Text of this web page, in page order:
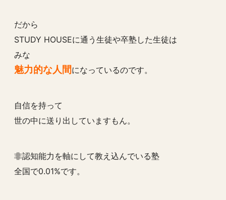
だから
STUDY HOUSEに通う生徒や卒塾した生徒は
みな
魅力的な人間になっているのです。
自信を持って
世の中に送り出していますもん。
非認知能力を軸にして教え込んでいる塾
全国で0.01%です。